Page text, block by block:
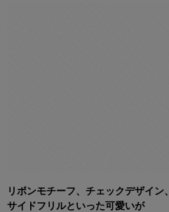
リボンモチーフ、チェックデザイン、
サイドフリルといった可愛いが